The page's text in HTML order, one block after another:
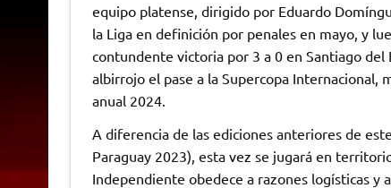
equipo platense, dirigido por Eduardo
la Liga en definición por penales en mayo, y
contundente victoria por 3 a 0 en Santiago
albirrojo el pase a la Supercopa Internacional,
anual 2024.
A diferencia de las ediciones anteriores de
Paraguay 2023), esta vez se jugará en
Independiente obedece a razones logísticas y